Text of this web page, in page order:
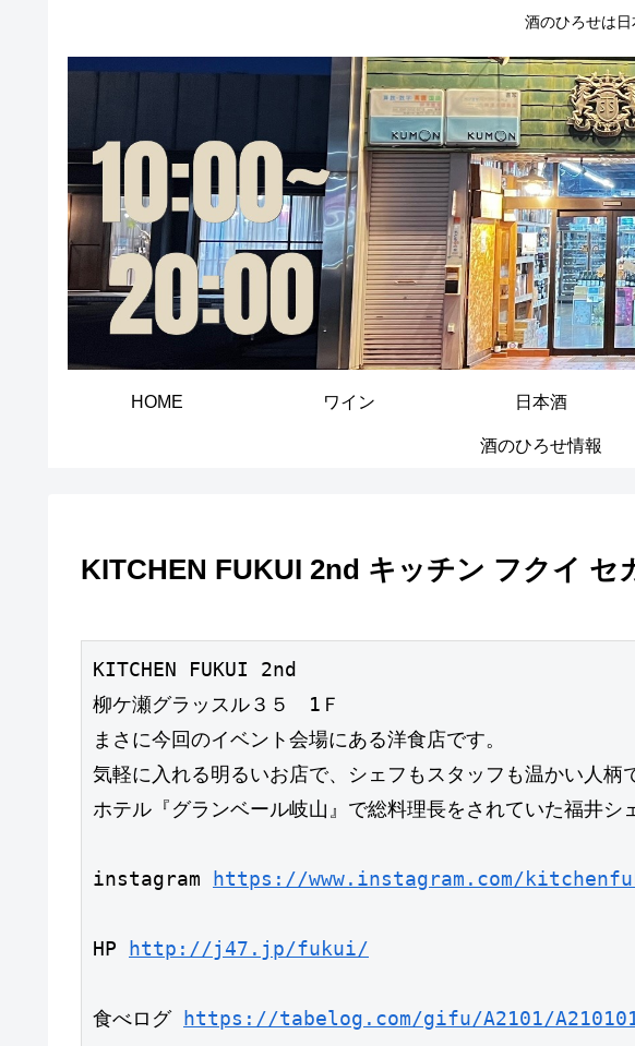
酒のひろせは
HOME ワイン 日本酒
酒のひろせ情報
KITCHEN FUKUI 2nd キッチン フクイ セ
KITCHEN FUKUI 2nd
柳ケ瀬グラッスル３５　1Ｆ
まさに今回のイベント会場にある洋食店です。
気軽に入れる明るいお店で、シェフもスタッフも温かい人柄
ホテル『グランベール岐山』で総料理長をされていた福井シ
instagram https://www.instagram.com/
HP http://j47.jp/fukui/
食べログ https://tabelog.com/gifu/A2101/